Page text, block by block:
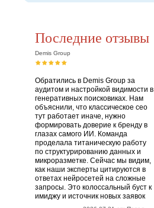
Последние отзывы
Demis Group
Обратились в Demis Group за
аудитом и настройкой видимости в
генеративных поисковиках. Нам
объяснили, что классическое сео
тут работает иначе, нужно
формировать доверие к бренду в
глазах самого ИИ. Команда
проделала титаническую работу
по структурированию данных и
микроразметке. Сейчас мы видим,
как наши эксперты цитируются в
ответах нейросетей на сложные
запросы. Это колоссальный буст к
имиджу и источник новых заявок